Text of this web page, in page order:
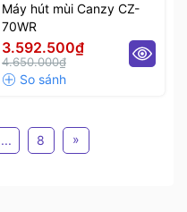
Máy hút mùi Canzy CZ-
70WR
3.592.500₫
4.650.000₫
... 8 »